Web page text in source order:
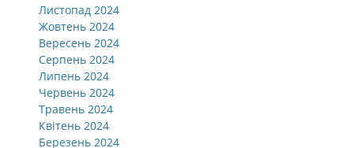
Листопад 2024
Жовтень 2024
Вересень 2024
Серпень 2024
Липень 2024
Червень 2024
Травень 2024
Квітень 2024
Березень 2024